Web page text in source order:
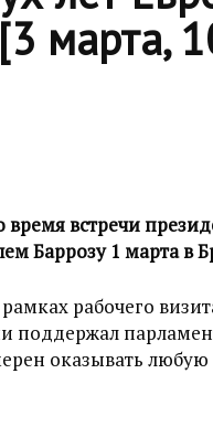
марта,
встречи
Баррозу 1 марта в
рабочего
поддержал
оказывать